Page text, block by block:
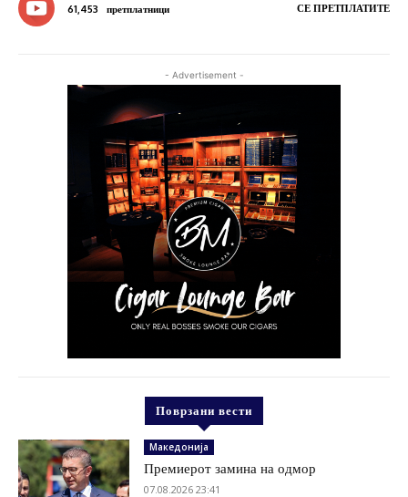
61,453 претплатници СЕ ПРЕТПЛАТИТЕ
- Advertisement -
Поврзани вести
Македонија
Премиерот замина на одмор
07.08.2026 23:41